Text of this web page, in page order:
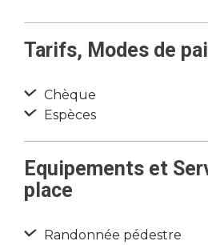
Tarifs, Modes de
Chèque
Espèces
Equipements et
place
Randonnée pédestre